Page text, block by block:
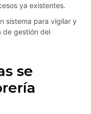
ya existentes.
sistema para vigilar y
de gestión del
se